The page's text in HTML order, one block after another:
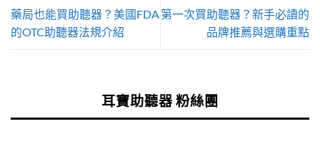
耳寶助聽器 粉絲團
藥局也能買助聽器？美國FDA
的OTC助聽器法規介紹
第一次買助聽器？新手必讀的
品牌推薦與選購重點